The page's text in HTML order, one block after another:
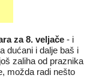
za 8. veljače - i
dućani i dalje baš i
zaliha od praznika
možda radi nešto